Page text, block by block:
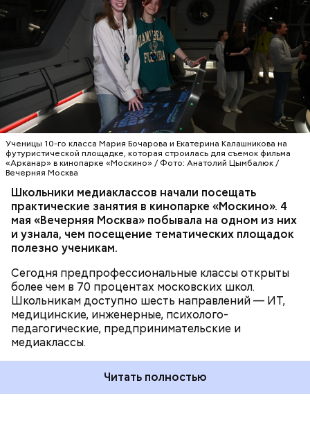
Ученицы 10-го класса Мария Бочарова и Екатерина Калашникова на
футуристической площадке, которая строилась для съемок фильма
«Арканар» в кинопарке «Москино» / Фото: Анатолий Цымбалюк /
Вечерняя Москва
Школьники медиаклассов начали посещать
практические занятия в кинопарке «Москино». 4
мая «Вечерняя Москва» побывала на одном из них
и узнала, чем посещение тематических площадок
полезно ученикам.
Сегодня предпрофессиональные классы открыты
более чем в 70 процентах московских школ.
Школьникам доступно шесть направлений — ИТ,
медицинские, инженерные, психолого-
педагогические, предпринимательские и
медиаклассы.
— Мы более десяти лет развиваем
предпрофессиональные классы, чтобы школьники
еще во время учебы могли получить первый
практический опыт и осознанно выбрать будущую
профессию, — отметила заместитель мэра Москвы
по вопросам социального развития Анастасия
Ракова. — Речь идет о полноценном погружении:
ребята работают на реальных площадках вместе с
действующими специалистами из интересующей
их сферы. Одно из направлений
предпрофессионального образования —
медиаклассы, в которых сегодня учатся более
шести тысяч школьников.
изучают литературу, иностранный язык и
обществознание. Регулярно проводятся встречи с
профессионалами индустрии на площадках
ведущих медиакомпаний. Одна из них — кинопарк
«Москино», где, помимо школьников, практику
проходят и студенты киноколледжей. Здесь они
знакомятся с основами кинопроизводства.
Читать полностью
МОЛОДЕЖЬ ОБРАЗОВАНИЕ
МОСКВА
ШКОЛЫ
МОСКИНО